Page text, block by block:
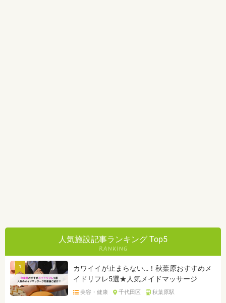
人気施設記事ランキング Top5
1
カワイイが止まらない…！秋葉原おすすめメ
イドリフレ5選★人気メイドマッサージ
美容・健康 千代田区 秋葉原駅